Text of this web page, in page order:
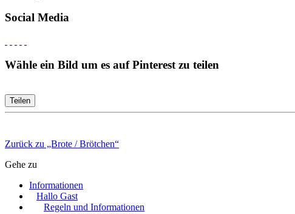
Social Media
Wähle ein Bild um es auf Pinterest zu teilen
Teilen
Zurück zu „Brote / Brötchen“
Gehe zu
Informationen
Hallo Gast
Regeln und Informationen